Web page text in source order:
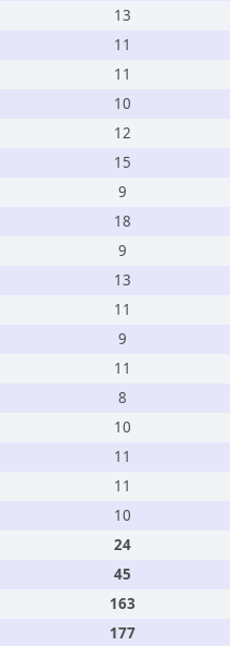
13
11
11
10
12
15
9
18
9
13
11
9
11
8
10
11
11
10
24
45
163
177